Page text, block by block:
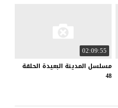
02:09:55
مسلسل المدينة البعيدة الحلقة
48